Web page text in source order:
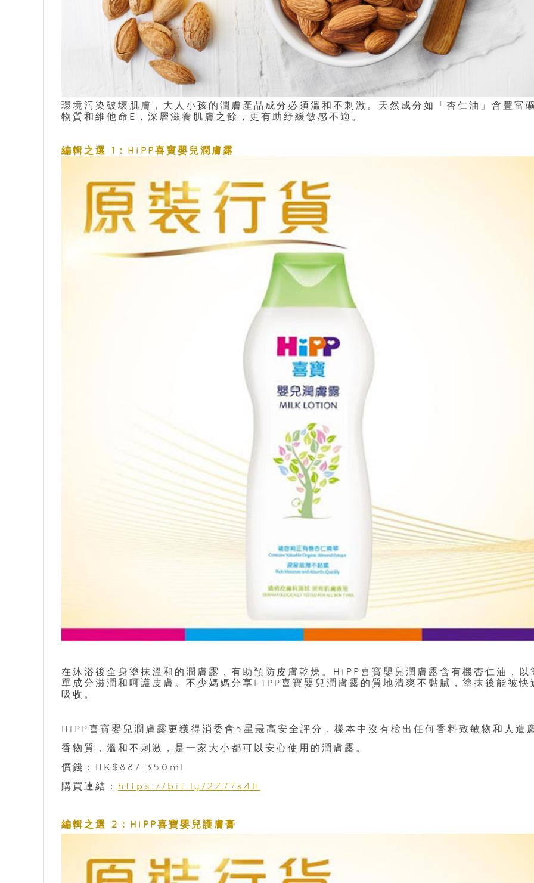
環境污染破壞肌膚，大人小孩的潤膚產品成分必須溫和不刺激。天然成分如「杏仁油」含豐富
物質和維他命E，深層滋養肌膚之餘，更有助紓緩敏感不適。
編輯之選 1：HiPP喜寶嬰兒潤膚露
在沐浴後全身塗抹溫和的潤膚露，有助預防皮膚乾燥。HiPP喜寶嬰兒潤膚露含有機杏仁油，以
單成分滋潤和呵護皮膚。不少媽媽分享HiPP喜寶嬰兒潤膚露的質地清爽不黏膩，塗抹後能被快
吸收。
HiPP喜寶嬰兒潤膚露更獲得消委會5星最高安全評分，樣本中沒有檢出任何香料致敏物和人造
香物質，溫和不刺激，是一家大小都可以安心使用的潤膚露。
價錢：HK$88/ 350ml
購買連結： https://bit.ly/2Z77s4H
編輯之選 2：HiPP喜寶嬰兒護膚膏